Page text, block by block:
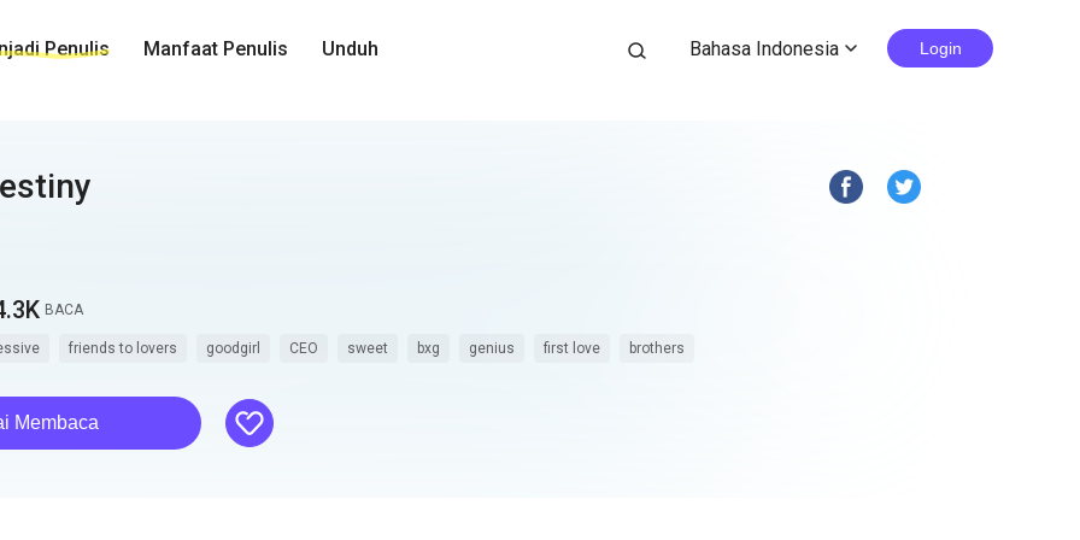
Penulis Manfaat Penulis Unduh search Bahasa Indonesia expand_more Login
BACA
friends to lovers goodgirl CEO sweet bxg genius first love brothers
Membaca like